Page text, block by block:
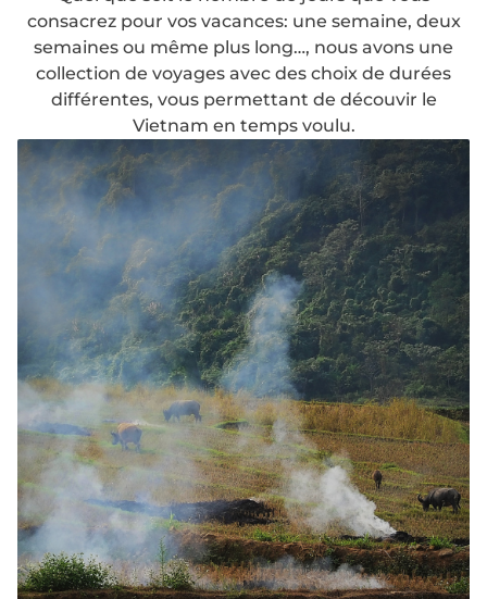
consacrez pour vos vacances: une semaine, deux
semaines ou même plus long…, nous avons une
collection de voyages avec des choix de durées
différentes, vous permettant de découvir le
Vietnam en temps voulu.